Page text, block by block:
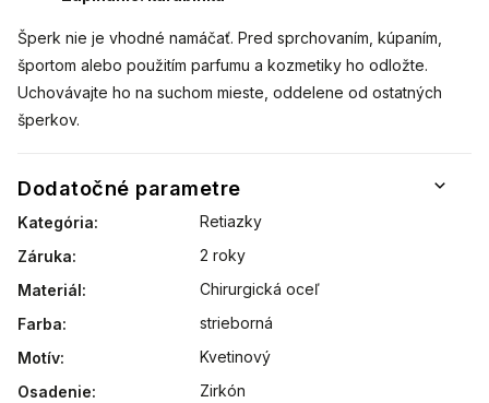
Šperk nie je vhodné namáčať. Pred sprchovaním, kúpaním,
športom alebo použitím parfumu a kozmetiky ho odložte.
Uchovávajte ho na suchom mieste, oddelene od ostatných
šperkov.
Dodatočné parametre
Kategória:
Retiazky
Záruka:
2 roky
Materiál:
Chirurgická oceľ
Farba:
strieborná
Motív:
Kvetinový
Osadenie: Zirkón